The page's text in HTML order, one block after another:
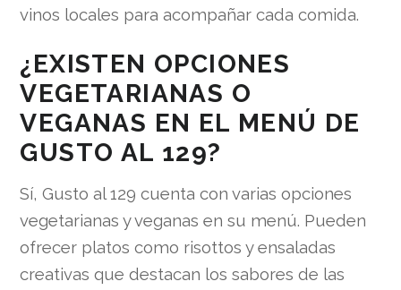
vinos locales para acompañar cada comida.
¿EXISTEN OPCIONES
VEGETARIANAS O
VEGANAS EN EL MENÚ DE
GUSTO AL 129?
Sí, Gusto al 129 cuenta con varias opciones
vegetarianas y veganas en su menú. Pueden
ofrecer platos como risottos y ensaladas
creativas que destacan los sabores de las